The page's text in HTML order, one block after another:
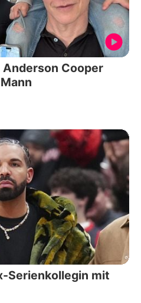
Cooper
Serienkollegin mit